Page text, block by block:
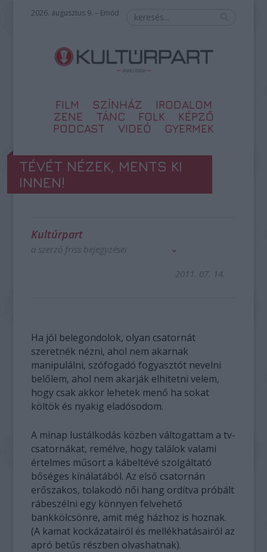
2026. augusztus 9. – Emőd
FILM SZÍNHÁZ
IRODALOM
ZENE
TÁNC FOLK
KÉPZŐ
PODCAST
VIDEÓ GYERMEK
TÉVÉT NÉZEK, MENTS KI
INNEN!
Kultúrpart
a szerző friss bejegyzései
2011. 07. 14.
Ha jól belegondolok, olyan csatornát
szeretnék nézni, ahol nem akarnak
manipulálni, szófogadó fogyasztót nevelni
belőlem, ahol nem akarják elhitetni velem,
hogy csak akkor lehetek menő ha sokat
költök és nyakig eladósodom.
A minap lustálkodás közben váltogattam a tv-
csatornákat, remélve, hogy találok valami
értelmes műsort a kábeltévé szolgáltató
bőséges kínálatából. Az első csatornán
erőszakos, tolakodó női hang ordítva próbált
rábeszélni egy könnyen felvehető
bankkölcsönre, amit még házhoz is hoznak.
(A kamat kockázatairól és mellékhatásairól az
apró betűs részben olvashatnak).